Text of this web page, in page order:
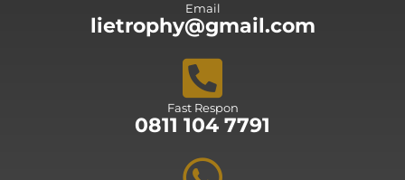
Email
lietrophy@gmail.com
Fast Respon
0811 104 7791